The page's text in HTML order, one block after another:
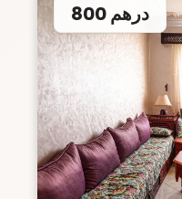
800 درهم